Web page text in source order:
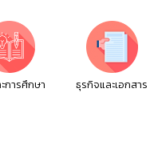
การศึกษา ธุรกิจและเอกสาร